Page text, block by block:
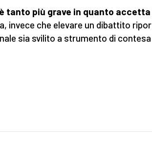
tanto più grave in quanto accetta
invece che elevare un dibattito
sia svilito a strumento di